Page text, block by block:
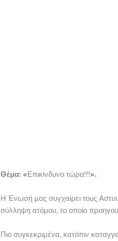
Θέμα: «Επικίνδυνο τώρα!!!!».
Η Ένωσή μας συγχαίρει τους
σύλληψη ατόμου, το οποίο
Πιο συγκεκριμένα, κατόπιν